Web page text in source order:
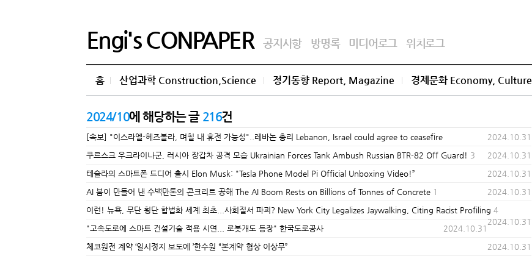
Engi's CONPAPER 공지사항 방명록 미디어로그 위치로그
홈 산업과학 Construction,Science 정기동향 Report, Magazine 경제문화 Economy, Culture
2024/10에 해당하는 글 216건
[속보] "이스라엘-헤즈볼라, 며칠 내 휴전 가능성"..레바논 총리 Lebanon, Israel could agree to ceasefire
2024.10.31
쿠르스크 우크라이나군, 러시아 장갑차 공격 모습 Ukrainian Forces Tank Ambush Russian BTR-82 Off Guard! 3
2024.10.31
테슬라의 스마트폰 드디어 출시 Elon Musk: "Tesla Phone Model Pi Official Unboxing Video!”
2024.10.31
AI 붐이 만들어 낸 수백만톤의 콘크리트 공해 The AI Boom Rests on Billions of Tonnes of Concrete 1
2024.10.31
이런! 뉴욕, 무단 횡단 합법화 세계 최초...사회질서 파괴? New York City Legalizes Jaywalking, Citing Racist Profiling 4
2024.10.31
"고속도로에 스마트 건설기술 적용 시연... 로봇개도 등장" 한국도로공사
2024.10.31
체코원전 계약 ‘일시정지 보도에 ’한수원 “본계약 협상 이상무”
2024.10.31